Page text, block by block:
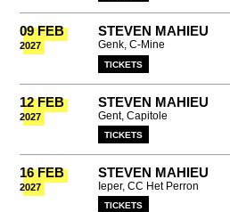
09 FEB
2027
STEVEN MAHIEU
Genk, C-Mine
TICKETS
12 FEB
2027
STEVEN MAHIEU
Gent, Capitole
TICKETS
16 FEB
2027
STEVEN MAHIEU
Ieper, CC Het Perron
TICKETS